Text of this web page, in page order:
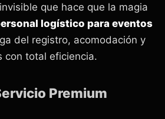
que hace que la magia
logístico para eventos
del registro, acomodación y
con total eficiencia.
Premium